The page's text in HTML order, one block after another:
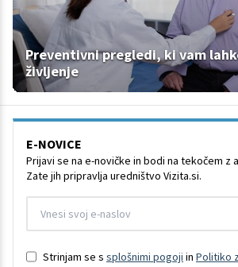
Preventivni pregledi, ki vam
življenje
E-NOVICE
Prijavi se na e-novičke in bodi na tekočem z
Zate jih pripravlja uredništvo Vizita.si.
Strinjam se s splošnimi pogoji in Politiko